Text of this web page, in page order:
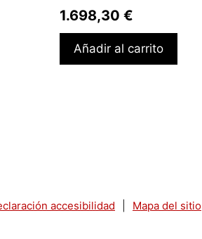
1.698,30 €
Añadir al carrito
accesibilidad Mapa del sitio